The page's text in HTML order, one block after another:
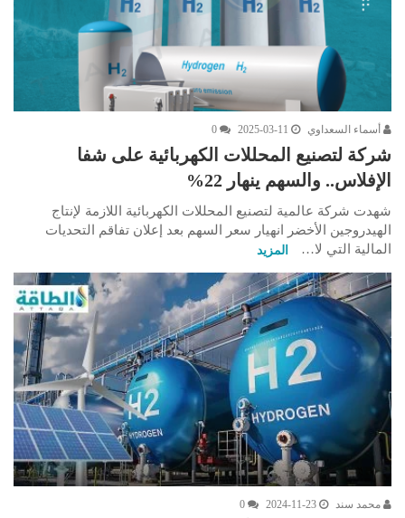
أسماء السعداوي 2025-03-11
0
شركة لتصنيع المحللات الكهربائية على شفا
الإفلاس.. والسهم ينهار 22%
شهدت شركة عالمية لتصنيع المحللات الكهربائية اللازمة لإنتاج
الهيدروجين الأخضر انهيار سعر السهم بعد إعلان تفاقم التحديات
المالية التي لا…
المزيد
محمد سند 2024-11-23
0